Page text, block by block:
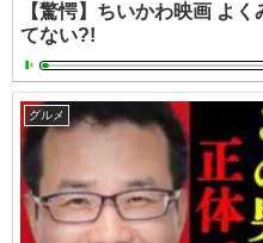
【驚愕】ちいかわ映画 よ
てない?!
グルメ